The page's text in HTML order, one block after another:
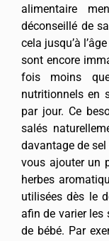
alimentaire
déconseillé de
cela jusqu’à
sont encore
fois moins
nutritionnels en
par jour. Ce
salés
davantage de
vous ajouter un
herbes
utilisées dès le
afin de varier les
de bébé. Par